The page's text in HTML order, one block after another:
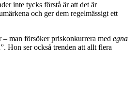
inte tycks förstå är att det är
och ger dem regelmässigt ett
man försöker priskonkurrera med egna
Hon ser också trenden att allt flera